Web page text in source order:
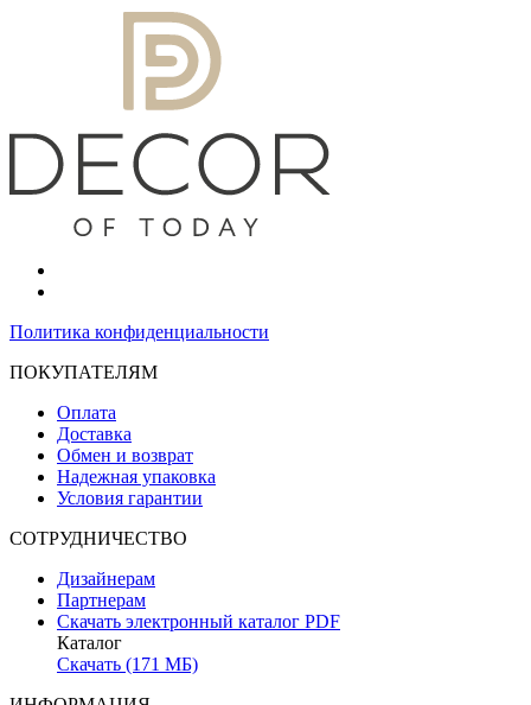
Политика конфиденциальности
ПОКУПАТЕЛЯМ
Оплата
Доставка
Обмен и возврат
Надежная упаковка
Условия гарантии
СОТРУДНИЧЕСТВО
Дизайнерам
Партнерам
Скачать электронный каталог PDF
Каталог
Скачать (171 МБ)